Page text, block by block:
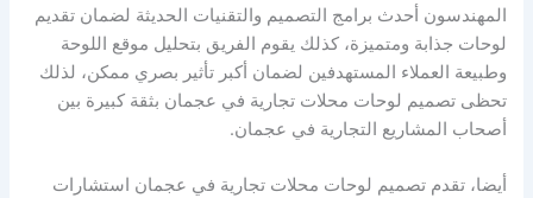
المهندسون أحدث برامج التصميم والتقنيات الحديثة لضمان تقديم
لوحات جذابة ومتميزة، كذلك يقوم الفريق بتحليل موقع اللوحة
وطبيعة العملاء المستهدفين لضمان أكبر تأثير بصري ممكن، لذلك
تحظى تصميم لوحات محلات تجارية في عجمان بثقة كبيرة بين
أصحاب المشاريع التجارية في عجمان.
أيضا، تقدم تصميم لوحات محلات تجارية في عجمان استشارات